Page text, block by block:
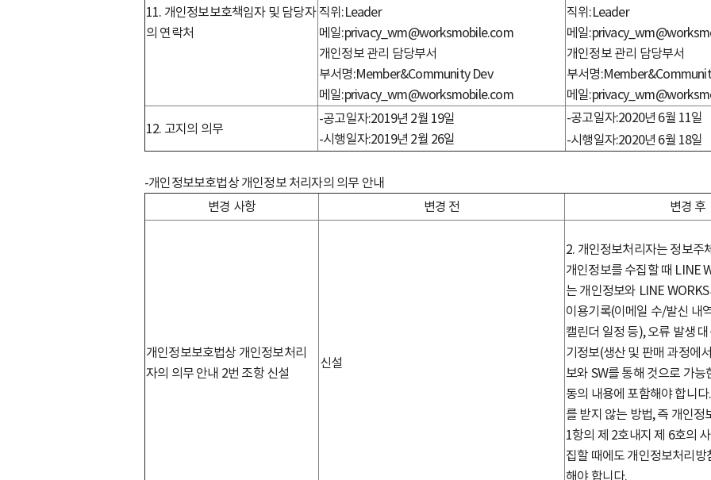
11. 개인정보보호책임자 및 담당자
의 연락처
직위:Leader
메일:privacy_wm@worksmobile.com
개인정보 관리 담당부서
부서명:Member&Community Dev
메일:privacy_wm@worksmobile.com
직위:Leader
메일
개인정보 관리 담당부서
부서명
메일
12. 고지의 의무
-공고일자:2019년 2월 19일
-시행일자:2019년 2월 26일
-공고일자:2020년 6월 11일
-시행일자:2020년 6월 18일 ​
-개인정보보호법상 개인정보 처리자의 의무 안내
변경 사항
변경 전 변경 후
개인정보보호법상 개인정보처리
자의 의무 안내 2번 조항 신설
신설
2. 개인정보처리자는 정보주
개인정보를 수집할 때 LINE
는 개인정보와 LINE
이용기록(이메일 수/발신 내
캘린더 일정 등), 오류 발생
기정보(생산 및 판매 과정에
보와 SW를 통해 것으로 가
동의 내용에 포함해야 합니
를 받지 않는 방법, 즉 개인정
1항의 제 2호내지 제 6호의
집할 때에도 개인정보처리방
해야 합니다.